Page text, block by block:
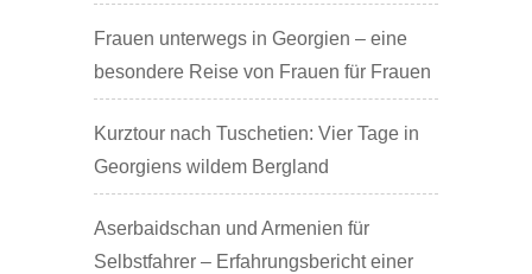
Frauen unterwegs in Georgien – eine
besondere Reise von Frauen für Frauen
Kurztour nach Tuschetien: Vier Tage in
Georgiens wildem Bergland
Aserbaidschan und Armenien für
Selbstfahrer – Erfahrungsbericht einer